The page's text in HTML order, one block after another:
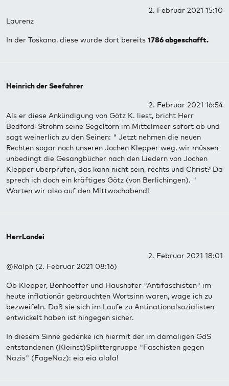
2. Februar 2021 15:10
Laurenz
In der Toskana, diese wurde dort bereits 1786 abgeschafft.
Heinrich der Seefahrer
2. Februar 2021 16:54
Als er diese Ankündigung von Götz K. liest, bricht Herr
Bedford-Strohm seine Segeltörn im Mittelmeer sofort ab und
sagt weinerlich zu den Seinen: " Jetzt nehmen die neuen
Rechten sogar noch unseren Jochen Klepper weg, wir müssen
unbedingt die Gesangbücher nach den Liedern von Jochen
Klepper überprüfen, das kann nicht sein, rechts und Christ? Da
sprech ich doch ein kräftiges Götz (von Berlichingen). "
Warten wir also auf den Mittwochabend!
HerrLandei
2. Februar 2021 18:01
@Ralph (2. Februar 2021 08:16)
Ob Klepper, Bonhoeffer und Haushofer "Antifaschisten" im
heute inflationär gebrauchten Wortsinn waren, wage ich zu
bezweifeln. Daß sie sich im Laufe zu Antinationalsozialisten
entwickelt haben ist hingegen sicher.
In diesem Sinne gedenke ich hiermit der im damaligen GdS
entstandenen (Kleinst)Splittergruppe "Faschisten gegen
Nazis" (FageNaz): eia eia alala!